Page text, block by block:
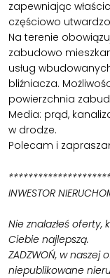
zapewniając
częściowo
Na terenie
zabudowo
usług
bliźniacza.
powierzchnia
Media: prąd,
w drodze.
Polecam i
INWESTOR
Nie znalazłeś
Ciebie najlepszą.
ZADZWOŃ, w
niepublikowane